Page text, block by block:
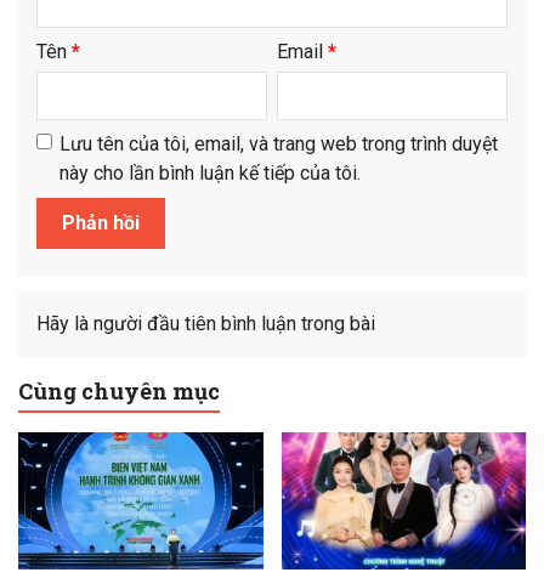
Tên * Email *
Lưu tên của tôi, email, và trang web trong trình duyệt
này cho lần bình luận kế tiếp của tôi.
Hãy là người đầu tiên bình luận trong bài
Cùng chuyên mục